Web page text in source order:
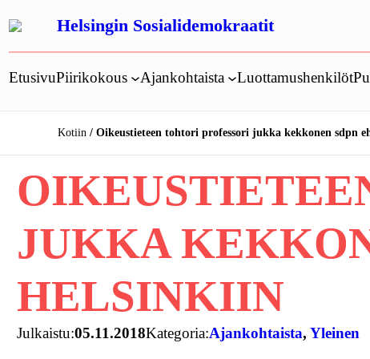
sisältöön
Helsingin Sosialidemokraatit
EtusivuPiirikokous Ajankohtaista Luottamushenkilöt
Kotiin Oikeustieteen tohtori professori jukka kekkonen sdpn
JUKKA
HELSINKIIN
Julkaistu:05.11.2018Kategoria:Ajankohtaista, Yleinen